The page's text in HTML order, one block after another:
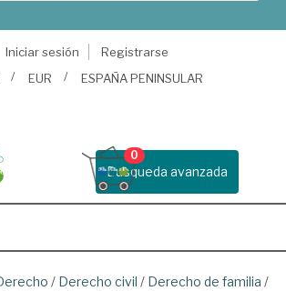
Iniciar sesión
Registrarse
EUR ESPAÑA PENINSULAR
Busqueda avanzada
0
/ Derecho civil / Derecho de familia /